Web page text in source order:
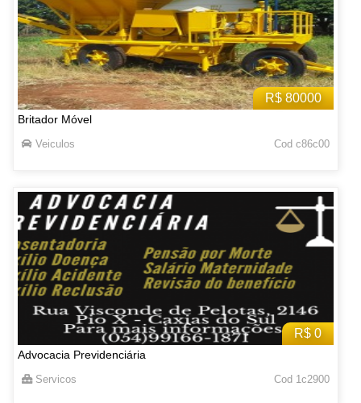
R$ 80000
Britador Móvel
Veiculos Cod c86c00
R$ 0
Advocacia Previdenciária
Servicos Cod 1c2900